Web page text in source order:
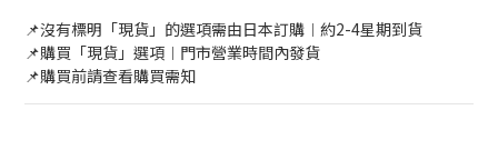
📌沒有標明「現貨」的選項需由日本訂購︱約2-4星期到貨
📌購買「現貨」選項︱門市營業時間內發貨
📌購買前請查看購買需知